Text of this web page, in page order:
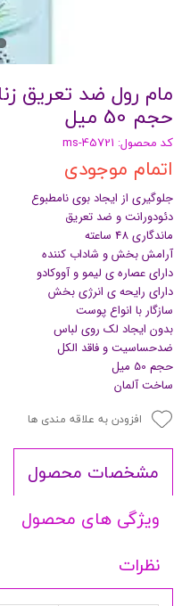
حجم 50 میل
کد محصول: ms-45721
اتمام موجودی
جلوگیری از ایجاد بوی نامطبوع
دئودورانت و ضد تعریق
ماندگاری 48 ساعته
آرامش بخش و شاداب کننده
دارای عصاره ی لیمو و آووکادو
دارای رایحه ی انرژی بخش
سازگار با انواع پوست
بدون ایجاد لک روی لباس
ضدحساسیت و فاقد الکل
حجم 50 میل
ساخت آلمان
افزودن به علاقه مندی ها
مشخصات محصول
ویژگی های محصول
نظرات